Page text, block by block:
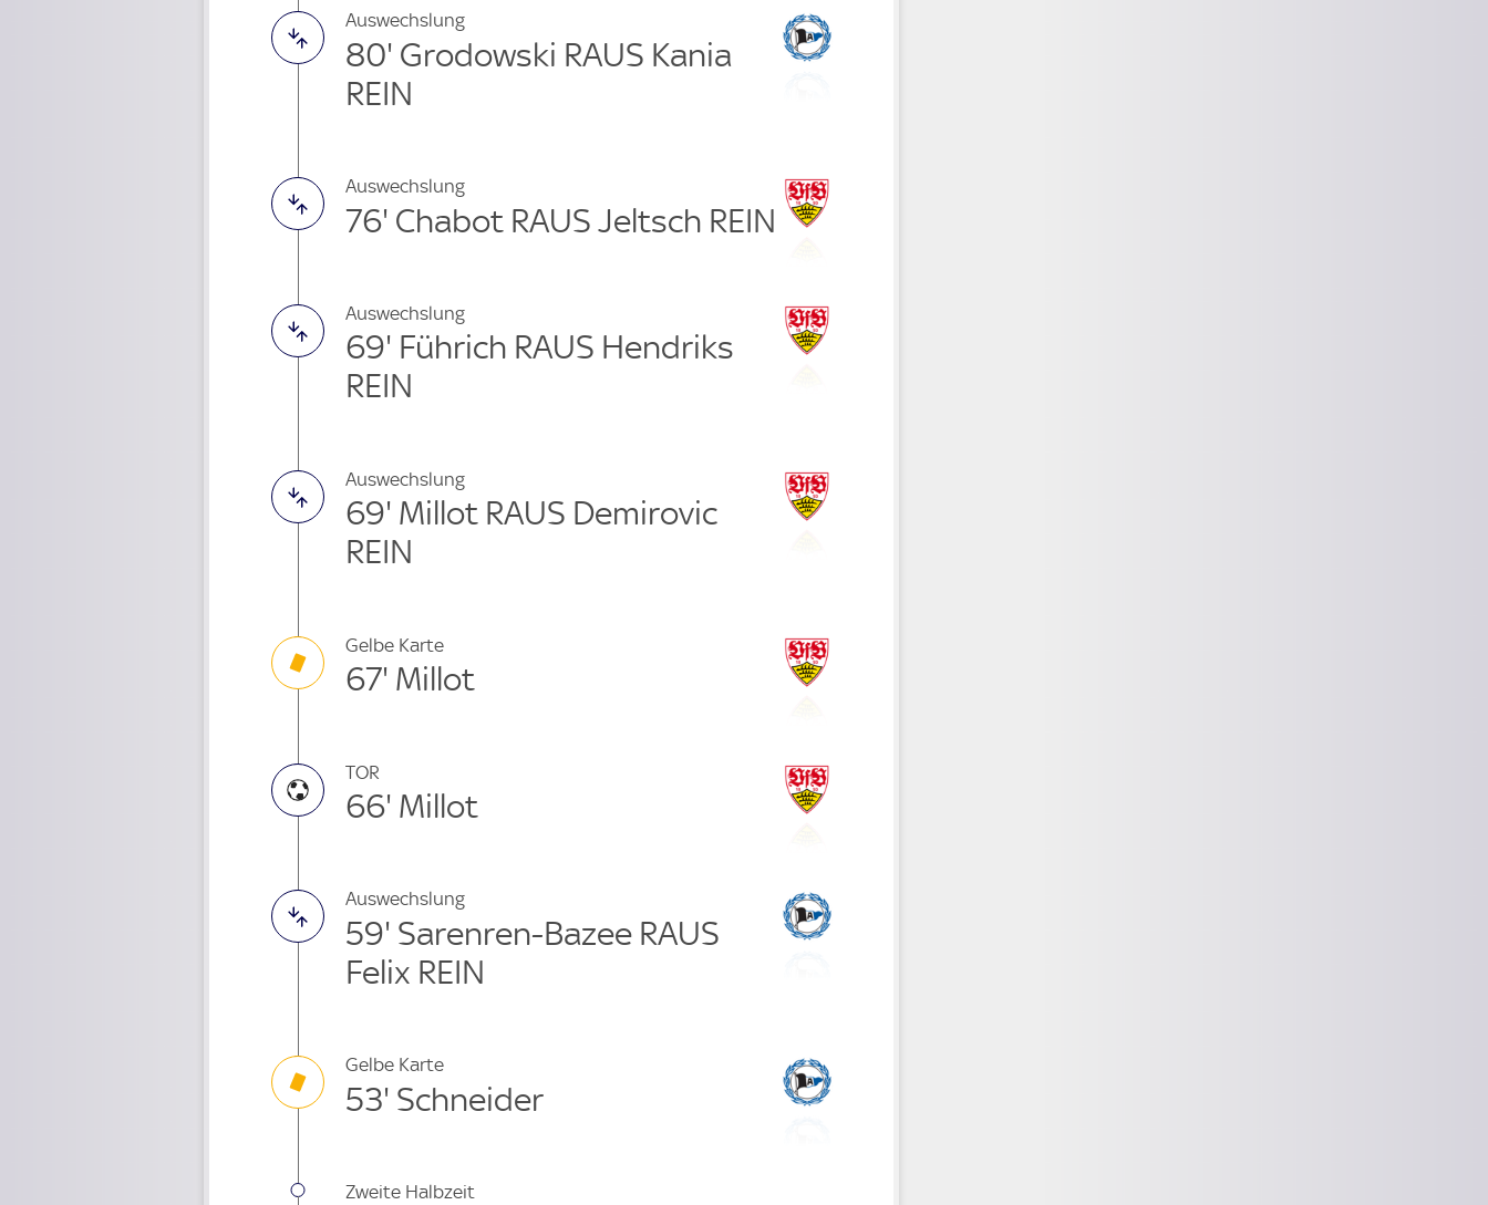
Auswechslung
80' Grodowski RAUS Kania
REIN
Auswechslung
76' Chabot RAUS Jeltsch REIN
Auswechslung
69' Führich RAUS Hendriks
REIN
Auswechslung
69' Millot RAUS Demirovic
REIN
Gelbe Karte
67' Millot
TOR
66' Millot
Auswechslung
59' Sarenren-Bazee RAUS
Felix REIN
Gelbe Karte
53' Schneider
Zweite Halbzeit